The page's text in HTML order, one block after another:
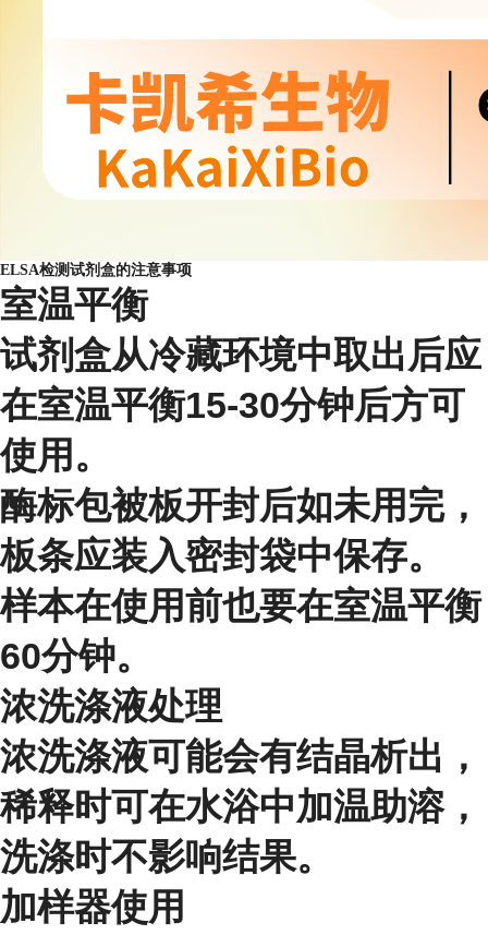
ELSA检测试剂盒的注意事项
室温平衡
试剂盒从冷藏环境中取出后应
在室温平衡15-30分钟后方可
使用。
酶标包被板开封后如未用完，
板条应装入密封袋中保存。
样本在使用前也要在室温平衡
60分钟。
浓洗涤液处理
浓洗涤液可能会有结晶析出，
稀释时可在水浴中加温助溶，
洗涤时不影响结果。
加样器使用